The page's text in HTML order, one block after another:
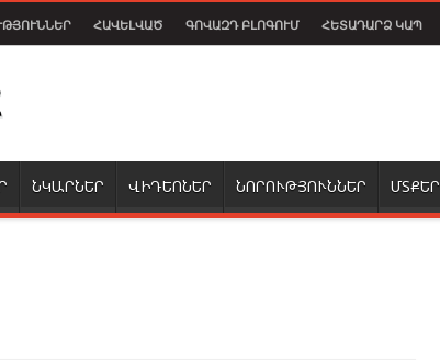
ՀԱՎԵԼՎԱԾ ԳՈՎԱԶԴ ԲԼՈԳՈՒՄ ՀԵՏԱԴԱՐՁ ԿԱՊ
ՆԿԱՐՆԵՐ ՎԻԴԵՈՆԵՐ ՆՈՐՈՒԹՅՈՒՆՆԵՐ ՄՏՔԵՐ